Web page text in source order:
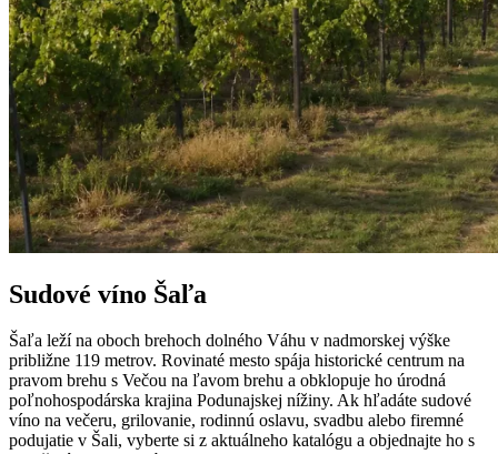
Sudové víno Šaľa
Šaľa leží na oboch brehoch dolného Váhu v nadmorskej výške
približne 119 metrov. Rovinaté mesto spája historické centrum na
pravom brehu s Večou na ľavom brehu a obklopuje ho úrodná
poľnohospodárska krajina Podunajskej nížiny. Ak hľadáte sudové
víno na večeru, grilovanie, rodinnú oslavu, svadbu alebo firemné
podujatie v Šali, vyberte si z aktuálneho katalógu a objednajte ho s